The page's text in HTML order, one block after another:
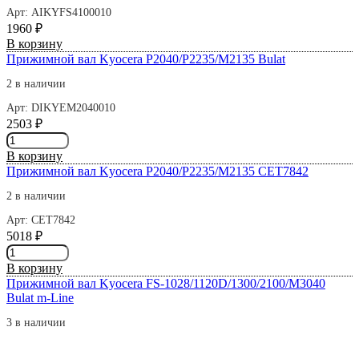
2FT20120
(упак
5шт)
Kyocera
FS-
1018
sleeved
2DC20060
Булат
Арт: AIKYFS4100010
1960 ₽
Количество
товара
вал
Kyocera
FS-
4100/P3045/P3050
(Bulat
m-
Line)
В корзину
Прижимной вал Kyocera P2040/P2235/M2135 Bulat
2 в наличии
Арт: DIKYEM2040010
2503 ₽
Количество
товара
Прижимной
вал
Kyocera
Bulat
В корзину
Прижимной вал Kyocera P2040/P2235/M2135 CET7842
2 в наличии
Арт: CET7842
5018 ₽
Количество
товара
Прижимной
вал
Kyocera
P2040/P2235/M2135
В корзину
Прижимной вал Kyocera FS-1028/1120D/1300/2100/M3040
Bulat m-Line
3 в наличии